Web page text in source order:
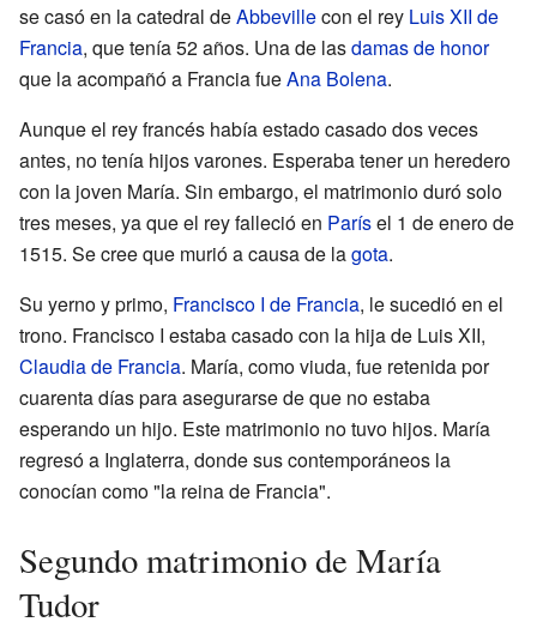
se casó en la catedral deAbbevillecon el rey Luis XII de
Francia, que tenía 52 años. Una de lasdamas de honor
que la acompañó a Francia fueAna Bolena.
Aunque el rey francés había estado casado dos veces
antes, no tenía hijos varones. Esperaba tener un heredero
con la joven María. Sin embargo, el matrimonio duró solo
tres meses, ya que el rey falleció en Parísel 1 de enero de
1515. Se cree que murió a causa de lagota.
Su yerno y primo, Francisco I de Francia, le sucedió en el
trono. Francisco I estaba casado con la hija de Luis XII,
Claudia de Francia. María, como viuda, fue retenida por
cuarenta días para asegurarse de que no estaba
esperando un hijo. Este matrimonio no tuvo hijos. María
regresó a Inglaterra, donde sus contemporáneos la
conocían como "la reina de Francia".
Segundo matrimonio de María
Tudor